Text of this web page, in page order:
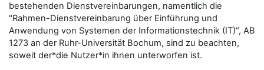
bestehenden Dienstvereinbarungen, namentlich die
"Rahmen-Dienstvereinbarung über Einführung und
Anwendung von Systemen der Informationstechnik (IT)“, AB
1273 an der Ruhr-Universität Bochum, sind zu beachten,
soweit der*die Nutzer*in ihnen unterworfen ist.